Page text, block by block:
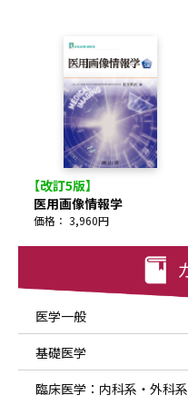
医学一般
基礎医学
臨床医学：内科系・外科系
【改訂5版】
医用画像情報学
価格： 3,960円